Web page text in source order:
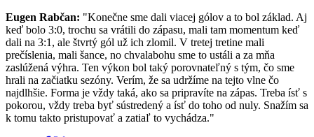
Eugen Rabčan: "Konečne sme dali viacej gólov a to bol základ. Aj
keď bolo 3:0, trochu sa vrátili do zápasu, mali tam momentum keď
dali na 3:1, ale štvrtý gól už ich zlomil. V tretej tretine mali
prečíslenia, mali šance, no chvalabohu sme to ustáli a za mňa
zaslúžená výhra. Ten výkon bol taký porovnateľný s tým, čo sme
hrali na začiatku sezóny. Verím, že sa udržíme na tejto vlne čo
najdlhšie. Forma je vždy taká, ako sa pripravíte na zápas. Treba ísť s
pokorou, vždy treba byť sústredený a ísť do toho od nuly. Snažím sa
k tomu takto pristupovať a zatiaľ to vychádza."